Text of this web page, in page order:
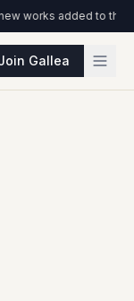
added to the
Gallea